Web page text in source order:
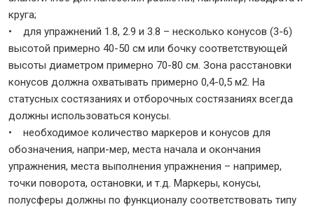
круга;
• для упражнений 1.8, 2.9 и 3.8 – несколько конусов (3-6)
высотой примерно 40-50 см или бочку соответствующей
высоты диаметром примерно 70-80 см. Зона расстановки
конусов должна охватывать примерно 0,4-0,5 м2. На
статусных состязаниях и отборочных состязаниях всегда
должны использоваться конусы.
• необходимое количество маркеров и конусов для
обозначения, напри-мер, места начала и окончания
упражнения, места выполнения упражнения – например,
точки поворота, остановки, и т.д. Маркеры, конусы,
полусферы должны по функционалу соответствовать типу